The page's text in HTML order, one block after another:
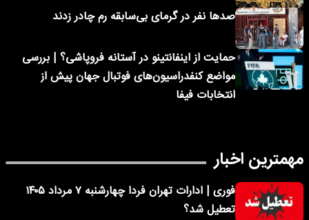
صدها نفر در گرمای بی‌سابقه رم چادر زدند
حمایت از اینفانتینو در آستانه فروپاشی؟ | بررسی
مواضع کنفدراسیون‌های فوتبال جهان پیش از
انتخابات فیفا
مهمترین اخبار
فوری | ادارات تهران فردا چهارشنبه ۷ مرداد ۱۴۰۵
تعطیل شد؟